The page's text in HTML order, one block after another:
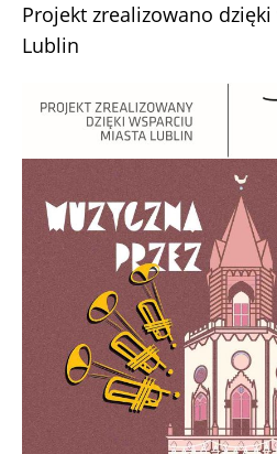
Projekt zrealizowano
Lublin